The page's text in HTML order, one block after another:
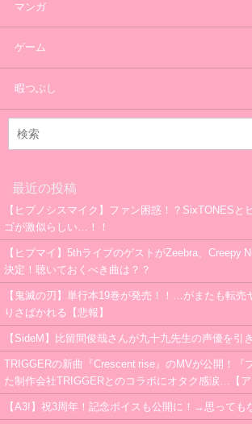
マンガ
ゲーム
暇つぶし
最近の投稿
【ヒプノシスマイク】ファン困惑！？SixTONESと
ゴが激似らしい…！！
【ヒプマイ】5thライブのゲストがZeebra、Creepy
決定！聴いておくべき曲は？？
【鬼滅の刃】単行本19巻が発売！！…がまたも転売
りさばかれる【悲報】
【SideM】比留間俊哉さんが九十九先生の声優を引
TRIGGERの新曲『Crescent rise』のMVが公開！『
た制作会社TRIGGERとのコラボにオタク感涙…【ア
【A3!】祝3周年！記念ボイスも公開に！→思っても